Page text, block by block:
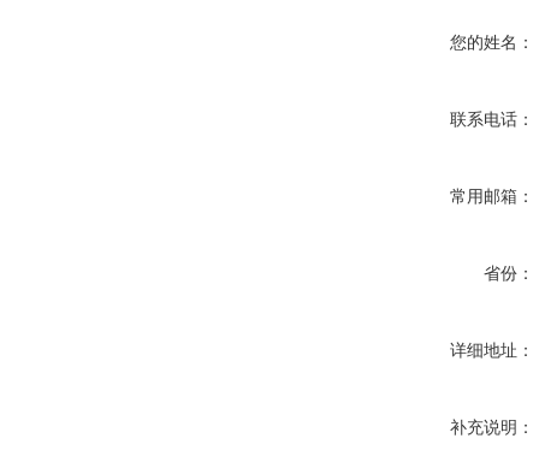
您的姓名：
联系电话：
常用邮箱：
省份：
详细地址：
补充说明：